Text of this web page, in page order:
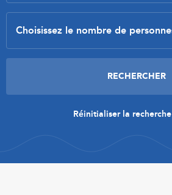
Réinitialiser la recherche